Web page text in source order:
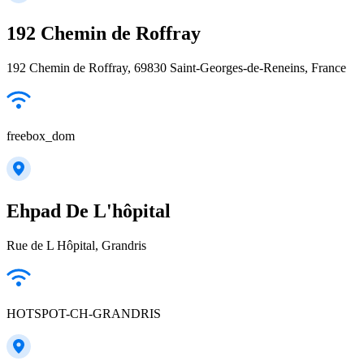
192 Chemin de Roffray
192 Chemin de Roffray, 69830 Saint-Georges-de-Reneins, France
freebox_dom
Ehpad De L'hôpital
Rue de L Hôpital, Grandris
HOTSPOT-CH-GRANDRIS